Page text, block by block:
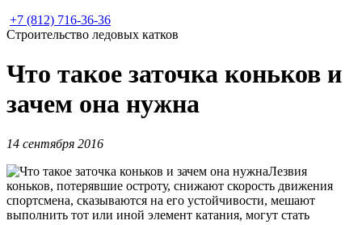
+7 (812) 716-36-36
Строительство ледовых катков
Что такое заточка коньков и
зачем она нужна
14 сентября 2016
Лезвия
коньков, потерявшие остроту, снижают скорость движения
спортсмена, сказываются на его устойчивости, мешают
выполнить тот или иной элемент катания, могут стать